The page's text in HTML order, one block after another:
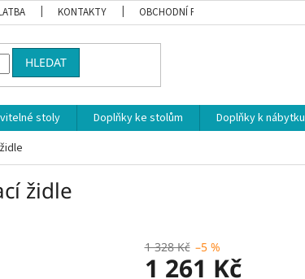
KONTAKTY OBCHODNÍ PODMÍNKY
HLEDAT
stoly Doplňky ke stolům Doplňky k nábytku
židle
1 328 Kč –5 %
1 261 Kč